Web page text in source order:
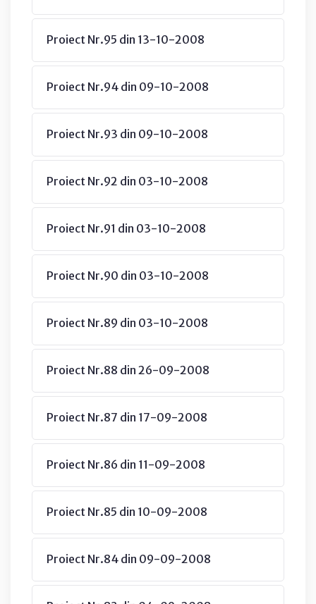
Proiect Nr.95 din 13-10-2008
Proiect Nr.94 din 09-10-2008
Proiect Nr.93 din 09-10-2008
Proiect Nr.92 din 03-10-2008
Proiect Nr.91 din 03-10-2008
Proiect Nr.90 din 03-10-2008
Proiect Nr.89 din 03-10-2008
Proiect Nr.88 din 26-09-2008
Proiect Nr.87 din 17-09-2008
Proiect Nr.86 din 11-09-2008
Proiect Nr.85 din 10-09-2008
Proiect Nr.84 din 09-09-2008